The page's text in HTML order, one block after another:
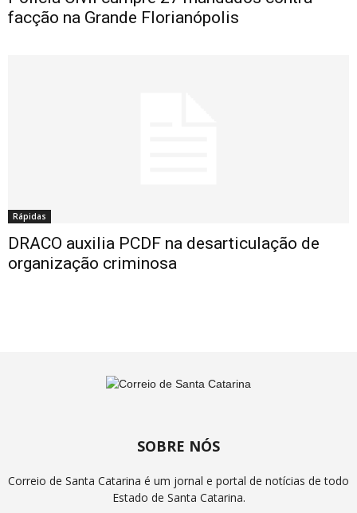
facção na Grande Florianópolis
Rápidas
DRACO auxilia PCDF na desarticulação de
organização criminosa
SOBRE NÓS
Correio de Santa Catarina é um jornal e portal de notícias de todo
Estado de Santa Catarina.